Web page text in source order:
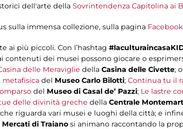
dell'arte della Sovrintendenza Capitolina ai
sulla immensa collezione, sulla pagina
ai più piccoli. Con l’hashtag
contenuti dei musei possono giocare o
delle Meraviglie della Casina delle Civette;
metafisica del Museo Carlo Bilotti; Continua tu il
del Museo di Casal de’ Pazzi; Le lastre
delle divinità greche della Centrale
che riguarda vari musei e luoghi della città; e
Mercati di Traiano si animano raccontando la